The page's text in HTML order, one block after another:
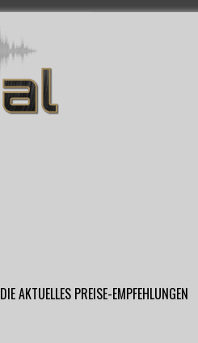
DIE AKTUELLES PREISE-EMPFEHLUNGEN